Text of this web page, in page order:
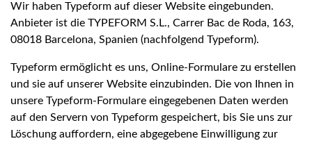
Wir haben Typeform auf dieser Website eingebunden.
Anbieter ist die TYPEFORM S.L., Carrer Bac de Roda, 163,
08018 Barcelona, Spanien (nachfolgend Typeform).
Typeform ermöglicht es uns, Online-Formulare zu erstellen
und sie auf unserer Website einzubinden. Die von Ihnen in
unsere Typeform-Formulare eingegebenen Daten werden
auf den Servern von Typeform gespeichert, bis Sie uns zur
Löschung auffordern, eine abgegebene Einwilligung zur